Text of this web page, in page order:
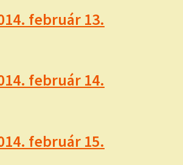
február 13.
február 14.
február 15.